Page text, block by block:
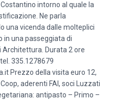
intorno al quale la
Ne parla
una vicenda dalle molteplici
una passeggiata di
Durata 2 ore
335.1278679
Prezzo della visita euro 12,
aderenti FAI, soci Luzzati
antipasto – Primo –